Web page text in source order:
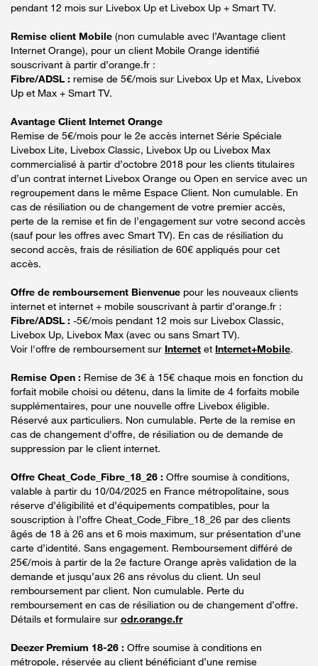
pendant 12 mois sur Livebox Up et Livebox Up + Smart TV.
Remise client Mobile (non cumulable avec l’Avantage client
Internet Orange), pour un client Mobile Orange identifié
souscrivant à partir d’orange.fr :
Fibre/ADSL : remise de 5€/mois sur Livebox Up et Max, Livebox
Up et Max + Smart TV.
Avantage Client Internet Orange
Remise de 5€/mois pour le 2e accès internet Série Spéciale
Livebox Lite, Livebox Classic, Livebox Up ou Livebox Max
commercialisé à partir d’octobre 2018 pour les clients titulaires
d’un contrat internet Livebox Orange ou Open en service avec un
regroupement dans le même Espace Client. Non cumulable. En
cas de résiliation ou de changement de votre premier accès,
perte de la remise et fin de l’engagement sur votre second accès
(sauf pour les offres avec Smart TV). En cas de résiliation du
second accès, frais de résiliation de 60€ appliqués pour cet
accès.
Offre de remboursement Bienvenue pour les nouveaux clients
internet et internet + mobile souscrivant à partir d’orange.fr :
Fibre/ADSL : -5€/mois pendant 12 mois sur Livebox Classic,
Livebox Up, Livebox Max (avec ou sans Smart TV).
Voir l'offre de remboursement sur Internet et Internet+Mobile.
Remise Open : Remise de 3€ à 15€ chaque mois en fonction du
forfait mobile choisi ou détenu, dans la limite de 4 forfaits mobile
supplémentaires, pour une nouvelle offre Livebox éligible.
Réservé aux particuliers. Non cumulable. Perte de la remise en
cas de changement d'offre, de résiliation ou de demande de
suppression par le client internet.
Offre Cheat_Code_Fibre_18_26 : Offre soumise à conditions,
valable à partir du 10/04/2025 en France métropolitaine, sous
réserve d’éligibilité et d’équipements compatibles, pour la
souscription à l’offre Cheat_Code_Fibre_18_26 par des clients
âgés de 18 à 26 ans et 6 mois maximum, sur présentation d’une
carte d’identité. Sans engagement. Remboursement différé de
25€/mois à partir de la 2e facture Orange après validation de la
demande et jusqu’aux 26 ans révolus du client. Un seul
remboursement par client. Non cumulable. Perte du
remboursement en cas de résiliation ou de changement d’offre.
Détails et formulaire sur odr.orange.fr
Deezer Premium 18-26 : Offre soumise à conditions en
métropole, réservée au client bénéficiant d’une remise